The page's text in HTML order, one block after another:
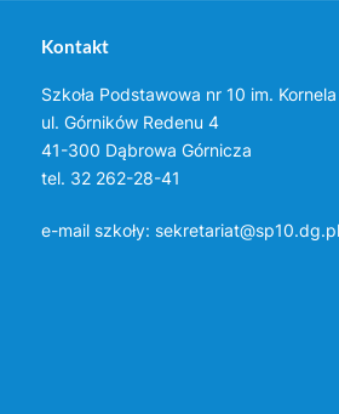
Kontakt
Szkoła Podstawowa nr 10 im.
ul. Górników Redenu 4
41-300 Dąbrowa Górnicza
tel. 32 262-28-41
e-mail szkoły: sekretariat@sp10.dg.pl